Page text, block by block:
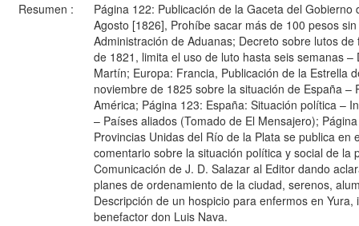
Resumen :
Página 122: Publicación de la Gaceta del Gobierno
Agosto [1826], Prohíbe sacar más de 100 pesos
Administración de Aduanas; Decreto sobre lutos
de 1821, limita el uso de luto hasta seis semanas –
Martín; Europa: Francia, Publicación de la Estrella
noviembre de 1825 sobre la situación de España –
América; Página 123: España: Situación política –
– Países aliados (Tomado de El Mensajero);
Provincias Unidas del Río de la Plata se publica en
comentario sobre la situación política y social de la
Comunicación de J. D. Salazar al Editor dando
planes de ordenamiento de la ciudad, serenos,
Descripción de un hospicio para enfermos en Yura,
benefactor don Luis Nava.